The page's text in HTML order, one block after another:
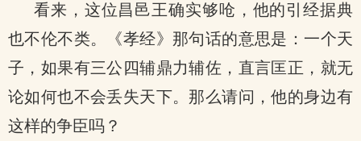
看来，这位昌邑王确实够呛，他的引经据典
也不伦不类。《孝经》那句话的意思是：一个天
子，如果有三公四辅鼎力辅佐，直言匡正，就无
论如何也不会丢失天下。那么请问，他的身边有
这样的争臣吗？